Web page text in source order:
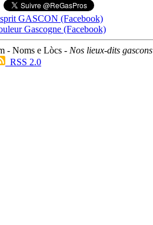
GASCON (Facebook)
Gascogne (Facebook)
- Noms e Lòcs - Nos lieux-dits gascons
RSS 2.0